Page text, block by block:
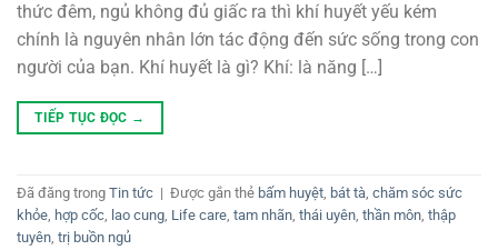
thức đêm, ngủ không đủ giấc ra thì khí huyết yếu kém
chính là nguyên nhân lớn tác động đến sức sống trong con
người của bạn. Khí huyết là gì? Khí: là năng […]
TIẾP TỤC ĐỌC →
Đã đăng trong Tin tức | Được gắn thẻ bấm huyệt, bát tà, chăm sóc sức
khỏe, hợp cốc, lao cung, Life care, tam nhãn, thái uyên, thần môn, thập
tuyên, trị buồn ngủ